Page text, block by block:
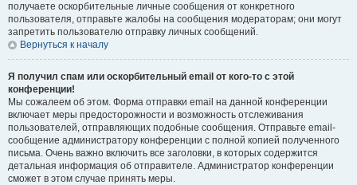
получаете оскорбительные личные сообщения от конкретного
пользователя, отправьте жалобы на сообщения модераторам; они могут
запретить пользователю отправку личных сообщений.
Вернуться к началу
Я получил спам или оскорбительный email от кого-то с этой
конференции!
Мы сожалеем об этом. Форма отправки email на данной конференции
включает меры предосторожности и возможность отслеживания
пользователей, отправляющих подобные сообщения. Отправьте email-
сообщение администратору конференции с полной копией полученного
письма. Очень важно включить все заголовки, в которых содержится
детальная информация об отправителе. Администратор конференции
сможет в этом случае принять меры.